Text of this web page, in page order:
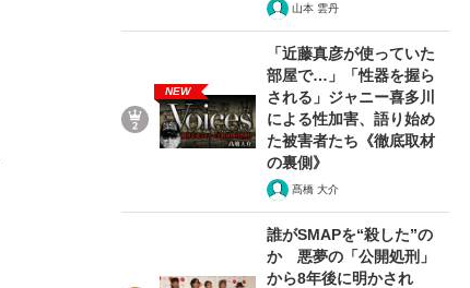
山本 雲丹
NEW
「近藤真彦が使っていた
部屋で…」「性器を握ら
される」ジャニー喜多川
による性加害、語り始め
た被害者たち《徹底取材
の裏側》
髙橋 大介
誰がSMAPを“殺した”の
か 悪夢の「公開処刑」
から8年後に明かされ